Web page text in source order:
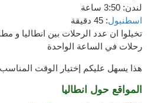
لندن: 3:50 ساعة
اسطنبول: 45 دقيقة
تخيلوا ان عدد الرحلات بين انطاليا و
رحلات في الساعة الواحدة
هذا يسهل عليكم إختيار الوقت المناسب
المواقع حول انطاليا